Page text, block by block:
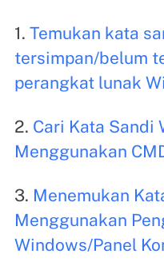
1. Temukan kata
tersimpan/belum
perangkat lunak
2. Cari Kata Sandi
Menggunakan
3. Menemukan
Menggunakan
Windows/Panel